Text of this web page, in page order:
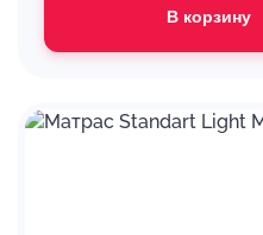
В корзину